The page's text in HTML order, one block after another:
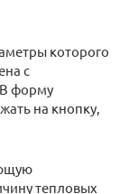
которого
с
форму
на кнопку,
тепловых